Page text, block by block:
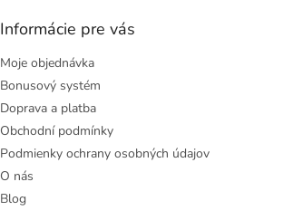
Informácie pre vás
Moje objednávka
Bonusový systém
Doprava a platba
Obchodní podmínky
Podmienky ochrany osobných údajov
O nás
Blog